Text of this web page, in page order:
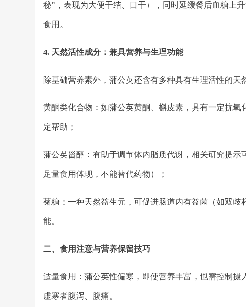
秘”，表现为大便干结、口干），同时延缓餐后血糖上
食用。
4. 天然活性成分：兼具营养与生理功能
除基础营养素外，蒲公英还含有多种具有生理活性的天
黄酮类化合物：如蒲公英黄酮、槲皮素，具有一定抗
定帮助；
蒲公英甾醇：有助于调节体内脂质代谢，相关研究提
足量食用体现，不能替代药物）；
菊糖：一种天然益生元，可促进肠道内有益菌（如双
能。
二、食用注意与营养保留技巧
适量食用：蒲公英性偏寒，即使营养丰富，也需控制
虚寒者腹泻、腹痛。